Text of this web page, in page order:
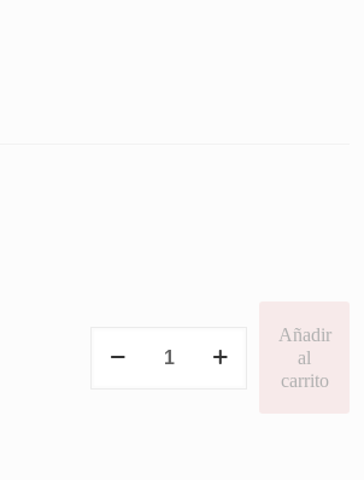
Ovaladas
Añadir
al
carrito